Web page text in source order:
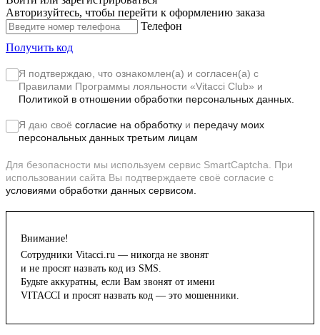
Авторизуйтесь, чтобы перейти к оформлению заказа
Телефон
Получить код
Я подтверждаю, что ознакомлен(а) и согласен(а) с
Правилами Программы лояльности «Vitacci Club» и
Политикой в отношении обработки персональных данных.
Я даю своё согласие на обработку и передачу моих
персональных данных третьим лицам
Для безопасности мы используем сервис SmartCaptcha. При
использовании сайта Вы подтверждаете своё согласие с
условиями обработки данных сервисом.
Внимание!
Сотрудники Vitacci.ru — никогда не звонят
и не просят назвать код из SMS.
Будьте аккуратны, если Вам звонят от имени
VITACCI и просят назвать код — это мошенники.